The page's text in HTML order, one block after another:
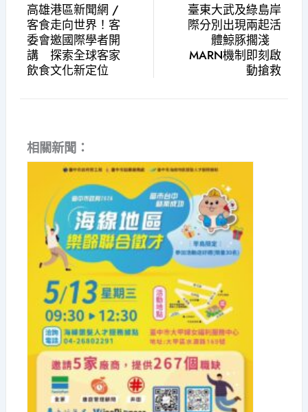
高雄港區新聞網 /
客食走向世界！客
委會邀國際學者開
講 探索全球客家
飲食文化新定位
臺東大武及綠島岸
際分別出現兩起活
體鯨豚擱淺
MARN機制即刻啟
動搶救
相關新聞：